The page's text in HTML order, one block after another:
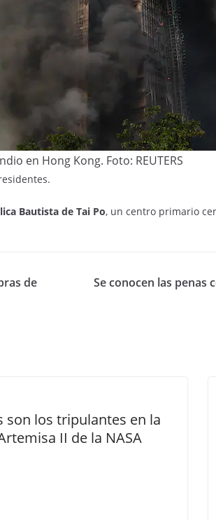
en Hong Kong. Foto: REUTERS
Bautista de Tai Po, un centro primario
de
Se conocen las penas
son los tripulantes en la
II de la NASA